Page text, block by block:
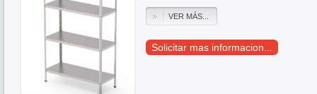
VER MÁS...
Solicitar mas informacion...